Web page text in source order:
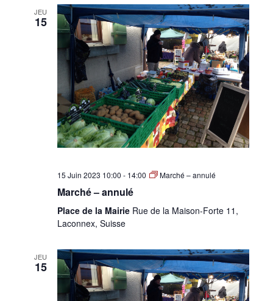
JEU
15
15 Juin 2023 10:00 - 14:00 Marché – annulé
Marché – annulé
Place de la Mairie Rue de la Maison-Forte 11,
Laconnex, Suisse
JEU
15